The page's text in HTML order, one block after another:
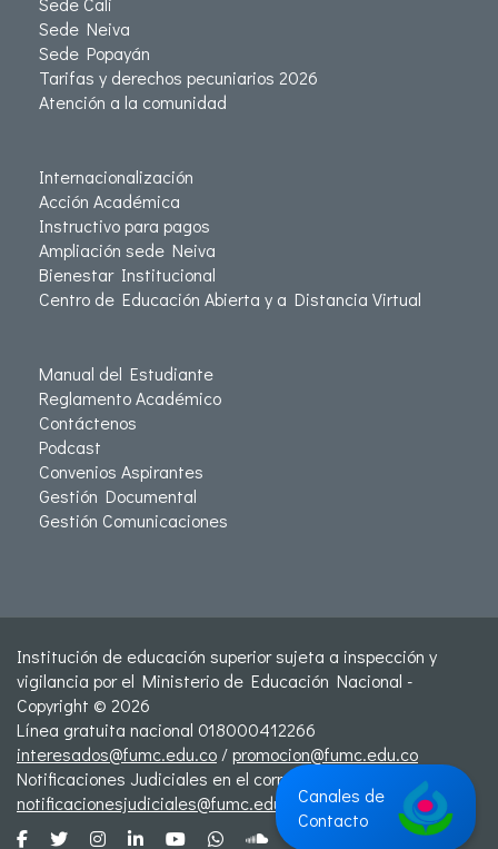
Sede Neiva
Sede Popayán
Tarifas y derechos pecuniarios 2026
Atención a la comunidad
Internacionalización
Acción Académica
Instructivo para pagos
Ampliación sede Neiva
Bienestar Institucional
Centro de Educación Abierta y a Distancia Virtual
Manual del Estudiante
Reglamento Académico
Contáctenos
Podcast
Convenios Aspirantes
Gestión Documental
Gestión Comunicaciones
Institución de educación superior sujeta a inspección y
vigilancia por el Ministerio de Educación Nacional -
Copyright © 2026
Línea gratuita nacional 018000412266
interesados@fumc.edu.co /promocion@fumc.edu.co
Notificaciones Judiciales en el correo:
notificacionesjudiciales@fumc.edu.coCanales de
Contacto